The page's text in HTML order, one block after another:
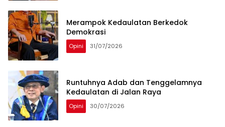
Merampok Kedaulatan Berkedok
Demokrasi
Opini 31/07/2026
Runtuhnya Adab dan Tenggelamnya
Kedaulatan di Jalan Raya
Opini 30/07/2026